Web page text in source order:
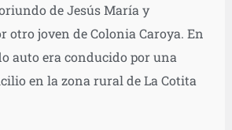
de Jesús María y
otro joven de Colonia Caroya. En
auto era conducido por una
en la zona rural de La Cotita